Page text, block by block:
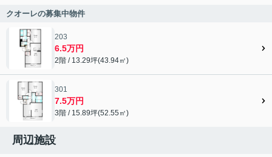
クオーレの募集中物件
203
6.5万円
2階 / 13.29坪(43.94㎡)
301
7.5万円
3階 / 15.89坪(52.55㎡)
周辺施設